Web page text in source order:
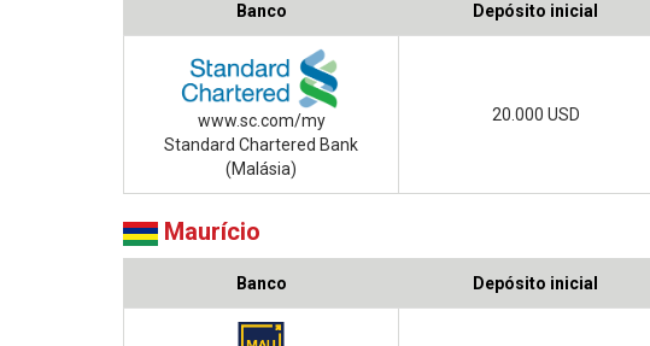
Banco Depósito inicial
www.sc.com/my
Standard Chartered Bank
(Malásia)
20.000 USD
Maurício
Banco Depósito inicial